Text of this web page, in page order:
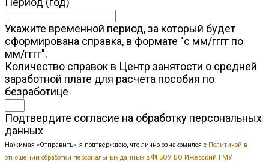
Укажите временной период, за который будет
сформирована справка, в формате "с мм/гггг по
мм/гггг".
Количество справок в Центр занятости о средней
заработной плате для расчета пособия по
безработице
Подтвердите согласие на обработку персональных
данных
Нажимая «Отправить», я подтверждаю, что лично ознакомился с Политикой в
отношении обработки персональных данных в ФГБОУ ВО Ижевский ГМУ